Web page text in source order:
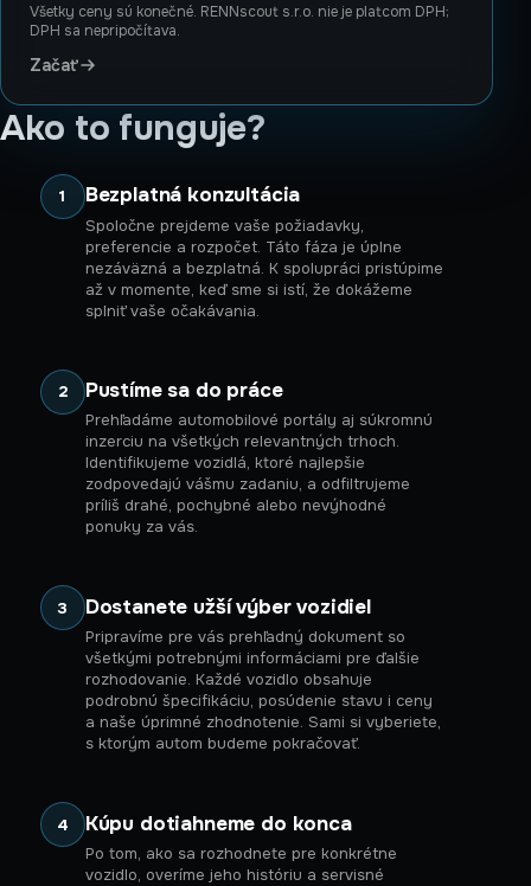
Všetky ceny sú konečné. RENNscout s.r.o. nie je platcom DPH;
DPH sa nepripočítava.
Začať
Ako to funguje?
1 Bezplatná konzultácia
Spoločne prejdeme vaše požiadavky,
preferencie a rozpočet. Táto fáza je úplne
nezáväzná a bezplatná. K spolupráci pristúpime
až v momente, keď sme si istí, že dokážeme
splniť vaše očakávania.
2 Pustíme sa do práce
Prehľadáme automobilové portály aj súkromnú
inzerciu na všetkých relevantných trhoch.
Identifikujeme vozidlá, ktoré najlepšie
zodpovedajú vášmu zadaniu, a odfiltrujeme
príliš drahé, pochybné alebo nevýhodné
ponuky za vás.
3 Dostanete užší výber vozidiel
Pripravíme pre vás prehľadný dokument so
všetkými potrebnými informáciami pre ďalšie
rozhodovanie. Každé vozidlo obsahuje
podrobnú špecifikáciu, posúdenie stavu i ceny
a naše úprimné zhodnotenie. Sami si vyberiete,
s ktorým autom budeme pokračovať.
4 Kúpu dotiahneme do konca
Po tom, ako sa rozhodnete pre konkrétne
vozidlo, overíme jeho históriu a servisné